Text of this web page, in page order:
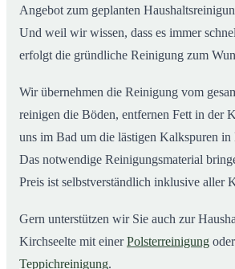
Angebot zum geplanten
Und weil wir wissen, dass es immer
erfolgt die gründliche Reinigung zum
Wir übernehmen die Reinigung vom
reinigen die Böden, entfernen Fett in der
uns im Bad um die lästigen Kalkspuren
Das notwendige Reinigungsmaterial
Preis ist selbstverständlich inklusive aller
Gern unterstützen wir Sie auch zur
Kirchseelte mit einerPolsterreinigung
Teppichreinigung.